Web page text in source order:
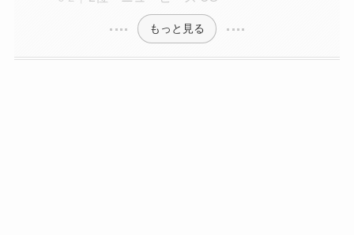
もっと見る